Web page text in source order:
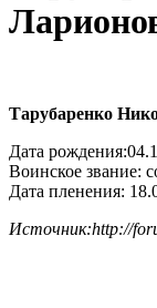
Тарубаренко
Дата
Воинское звание:
Дата пленения:
Источник:http://